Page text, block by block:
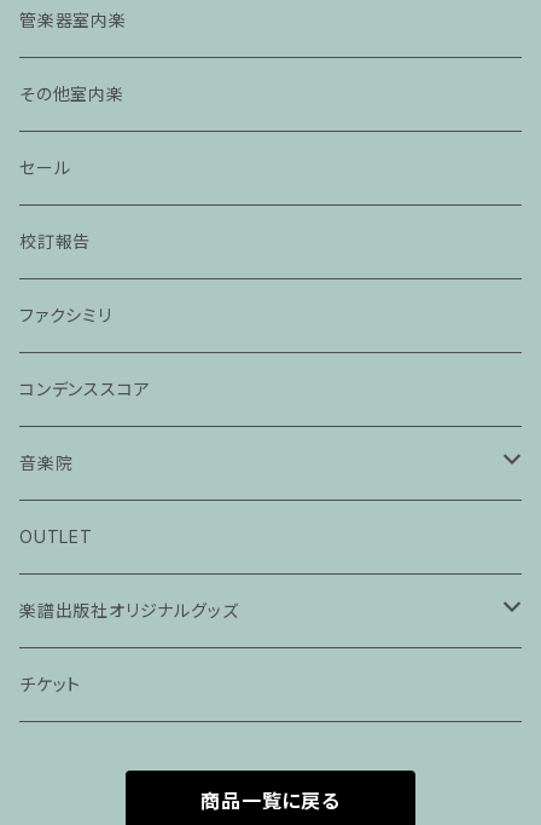
管楽器室内楽
その他室内楽
セール
校訂報告
ファクシミリ
コンデンススコア
音楽院
ピアノ科３０分レッスン
ピアノ科４５分レッスン
家族割プラン
OUTLET
楽譜出版社オリジナルグッズ
アパレル
チケット
商品一覧に戻る